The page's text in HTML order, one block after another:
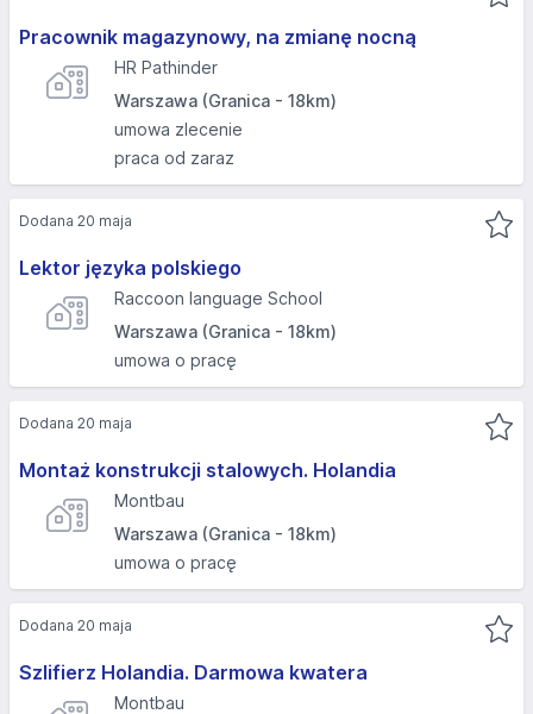
Pracownik magazynowy, na zmianę nocną
HR Pathinder
Warszawa (Granica - 18km)
umowa zlecenie
praca od zaraz
Lektor języka polskiego
Raccoon language School
Warszawa (Granica - 18km)
umowa o pracę
Dodana 20 maja
Montaż konstrukcji stalowych. Holandia
Montbau
Warszawa (Granica - 18km)
umowa o pracę
Dodana 20 maja
Szlifierz Holandia. Darmowa kwatera
Montbau
Dodana 20 maja